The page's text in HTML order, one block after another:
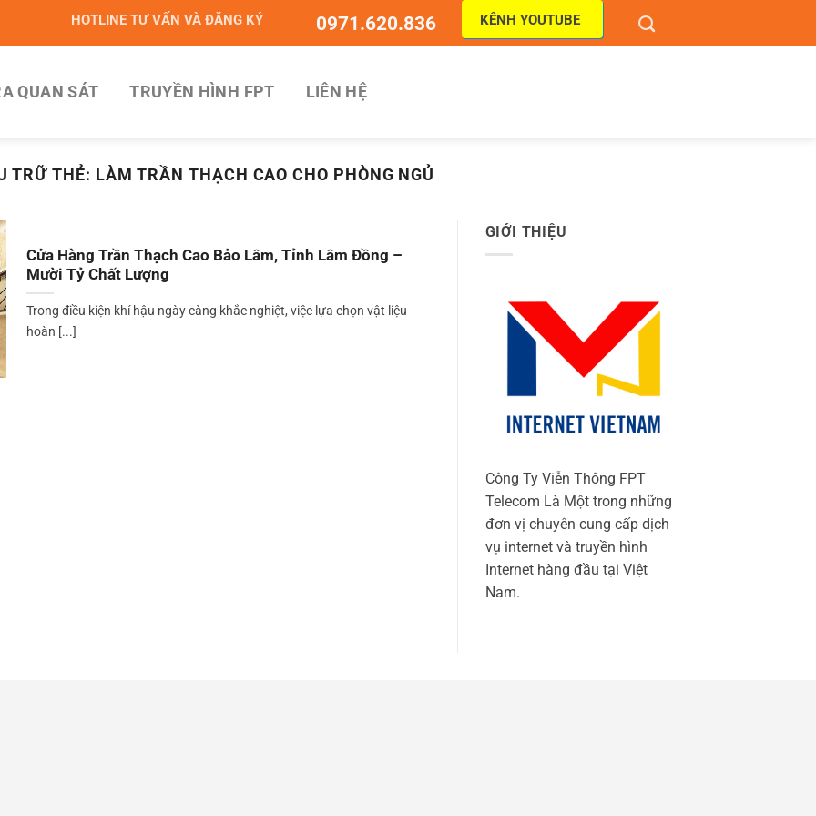
HOTLINE TƯ VẤN VÀ ĐĂNG KÝ 0971.620.836 KÊNH YOUTUBE
QUAN SÁT TRUYỀN HÌNH FPT LIÊN HỆ
TRỮ THẺ: LÀM TRẦN THẠCH CAO CHO PHÒNG NGỦ
Cửa Hàng Trần Thạch Cao Bảo Lâm, Tỉnh Lâm Đồng –
Mười Tỷ Chất Lượng
Trong điều kiện khí hậu ngày càng khắc nghiệt, việc lựa chọn vật liệu
hoàn [...]
GIỚI THIỆU
Công Ty Viễn Thông FPT
Telecom Là Một trong những
đơn vị chuyên cung cấp dịch
vụ internet và truyền hình
Internet hàng đầu tại Việt
Nam.